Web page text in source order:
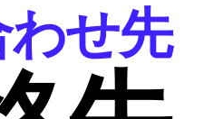
わせ先